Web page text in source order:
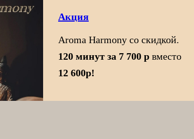
Акция
Aroma Harmony со скидкой.
120 минут за 7 700 р вместо
12 600р!